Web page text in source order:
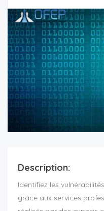
Description:
Identifiez les
grâce aux services